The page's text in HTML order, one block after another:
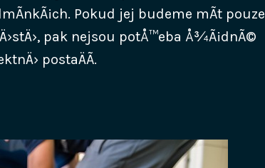
Pokud jej budeme mÃ­t pouze
pak nejsou potÅ™eba Å¾Ã¡dnÃ©
postaÄÃ­.